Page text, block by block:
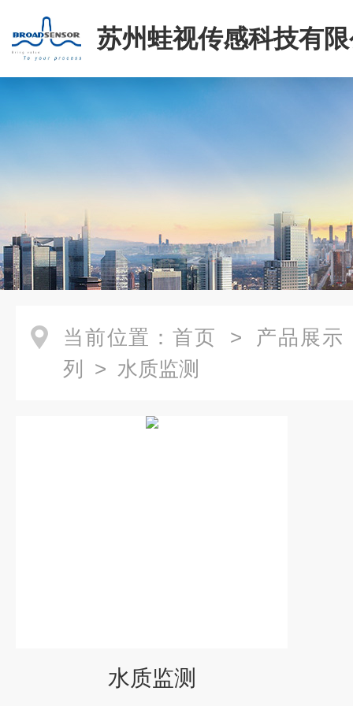
苏州蛙视传感科技有
当前位置： 首页 > 产品展示
列
> 水质监测
水质监测